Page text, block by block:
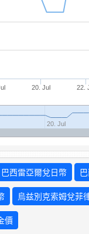
20. Jul 22.
20. Jul
巴西雷亞爾兌日幣
烏兹別克索姆兌菲
價